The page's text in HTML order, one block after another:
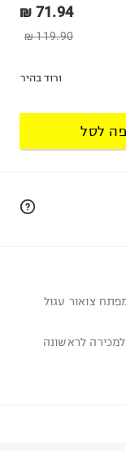
71.94 ₪
119.90 ₪
ורוד בהיר
לסל
צואור עגול
לראשונה